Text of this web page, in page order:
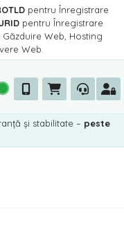
pentru Înregistrare
pentru Înregistrare
Web, Hosting
Web.
și stabilitate – peste